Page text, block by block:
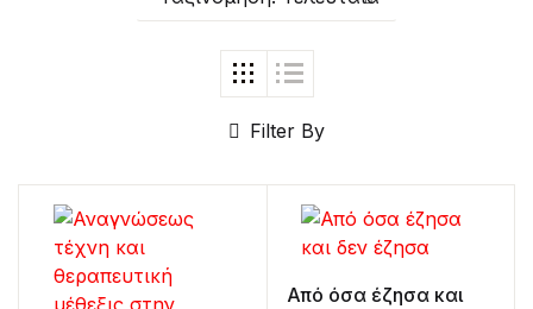
Filter By
Από όσα έζησα και